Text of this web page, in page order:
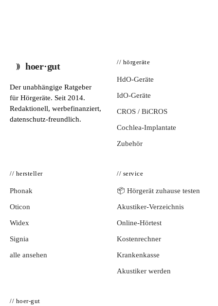
hoer·gut
Der unabhängige Ratgeber
für Hörgeräte. Seit 2014.
Redaktionell, werbefinanziert,
datenschutz-freundlich.
// hörgeräte
HdO-Geräte
IdO-Geräte
CROS / BiCROS
Cochlea-Implantate
Zubehör
// hersteller
Phonak
Oticon
Widex
Signia
alle ansehen
// service
📦 Hörgerät zuhause testen
Akustiker-Verzeichnis
Online-Hörtest
Kostenrechner
Krankenkasse
Akustiker werden
// hoer-gut